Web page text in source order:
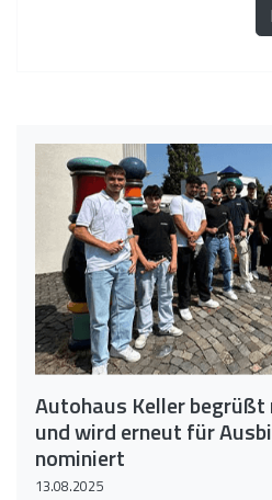
Autohaus Keller begrüßt
und wird erneut für
nominiert
13.08.2025